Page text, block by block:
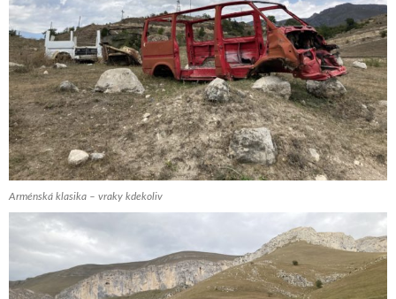
Arménská klasika – vraky kdekoliv